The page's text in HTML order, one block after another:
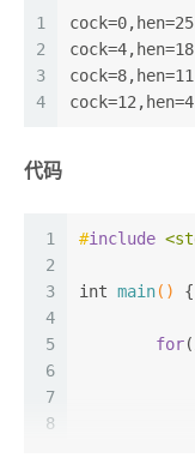
1
2
3
4
代码
1
2
3
4
5
6
7
8
#include
int main() {
for(